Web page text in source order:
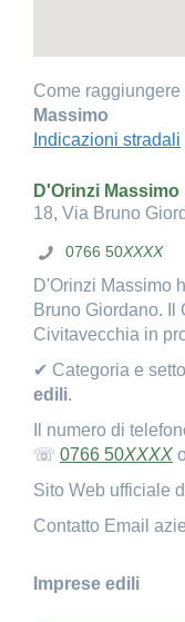
Come raggiungere
Massimo
Indicazioni stradali
D'Orinzi
18, Via Bruno
0766 50XXXX
D'Orinzi Massimo
Bruno Giordano.
Civitavecchia in
✔ Categoria e
edili.
Il numero di
☏ 0766 50XXXX
Sito Web ufficiale
Contatto Email
Imprese edili